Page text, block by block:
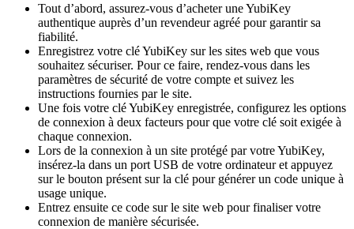
Tout d’abord, assurez-vous d’acheter une YubiKey
authentique auprès d’un revendeur agréé pour garantir sa
fiabilité.
Enregistrez votre clé YubiKey sur les sites web que vous
souhaitez sécuriser. Pour ce faire, rendez-vous dans les
paramètres de sécurité de votre compte et suivez les
instructions fournies par le site.
Une fois votre clé YubiKey enregistrée, configurez les options
de connexion à deux facteurs pour que votre clé soit exigée à
chaque connexion.
Lors de la connexion à un site protégé par votre YubiKey,
insérez-la dans un port USB de votre ordinateur et appuyez
sur le bouton présent sur la clé pour générer un code unique à
usage unique.
Entrez ensuite ce code sur le site web pour finaliser votre
connexion de manière sécurisée.